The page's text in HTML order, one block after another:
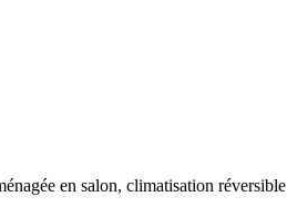
en salon, climatisation réversible